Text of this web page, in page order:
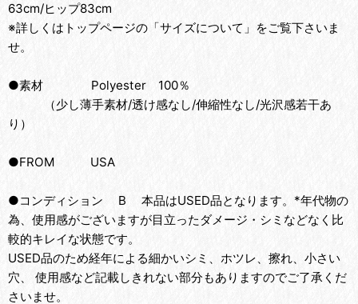
63cm/ヒップ83cm
※詳しくはトップページの「サイズについて」をご覧下さいま
せ。
●素材 Polyester 100％
（少し薄手素材/透け感なし/伸縮性なし/光沢感若干あ
り）
●FROM USA
●コンディション B 本品はUSED品となります。*年代物の
為、使用感がございますが目立ったダメージ・シミなどなく比
較的キレイな状態です。
USED品のため経年による細かいシミ、ホツレ、擦れ、小さい
穴、 使用感など記載しきれない部分もありますのでご了承くだ
さいませ。